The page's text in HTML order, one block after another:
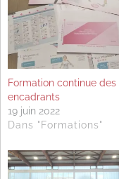
Formation continue des
encadrants
19 juin 2022
Dans "Formations"